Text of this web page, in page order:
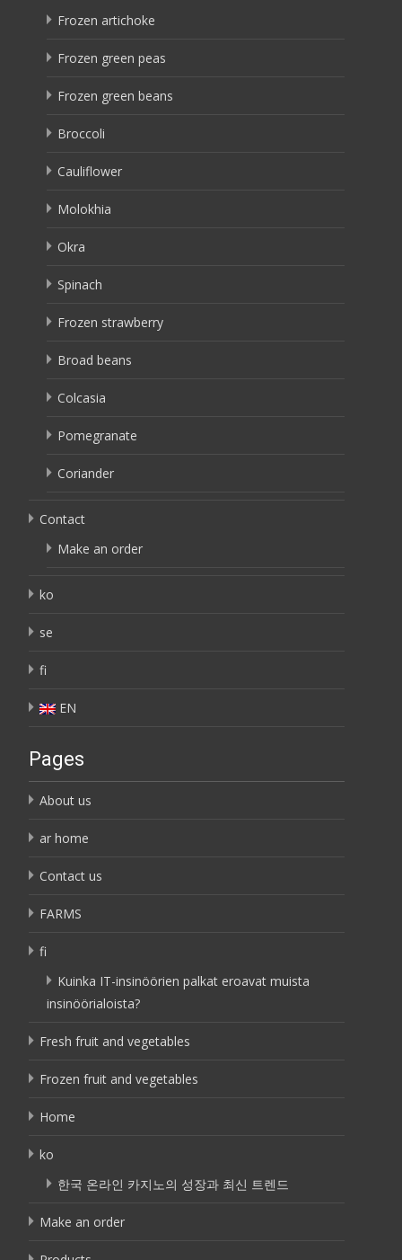
Frozen artichoke
Frozen green peas
Frozen green beans
Broccoli
Cauliflower
Molokhia
Okra
Spinach
Frozen strawberry
Broad beans
Colcasia
Pomegranate
Coriander
Contact
Make an order
ko
se
fi
EN
Pages
About us
ar home
Contact us
FARMS
fi
Kuinka IT-insinöörien palkat eroavat muista
insinöörialoista?
Fresh fruit and vegetables
Frozen fruit and vegetables
Home
ko
한국 온라인 카지노의 성장과 최신 트렌드
Make an order